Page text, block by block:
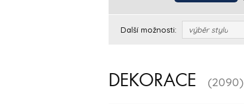
Další možnosti: výběr stylu
DEKORACE (2090)